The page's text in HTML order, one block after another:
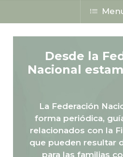
Desde la
Nacional
La Federación
forma periódica,
relacionados con la
que pueden resultar
para las familias